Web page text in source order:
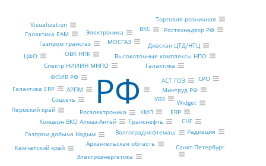
РФ
Галактика
Росэлектроника
Высокоточные комплексы НПО
Спектр НИИИН МНПО
КМП
ОВК НПК
УВЗ
Концерн ВКО Алмаз-Антей Транснефть
АСТ ГОЗ
Диаскан ЦТД/НТЦ
МОСГАЗ
Газпром трансгаз
Газпром добыча Надым Волгограднефтемаш
Минтруд РФ
ФОИВ РФ
Ростехнадзор РФ
АРПМ
Соцсеть
ERP
ВКС
Электроника
Widget
Visualization
Галактика ERP
Галактика EAM
Пермский край
СНГ
Камчатский край Архангельская область Санкт-Петербург
ЦФО
Торговля розничная
Радиация
СРО
Электроэнергетика